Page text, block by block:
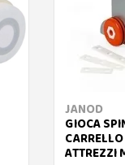
JANOD
GIOCA
ATTREZZI